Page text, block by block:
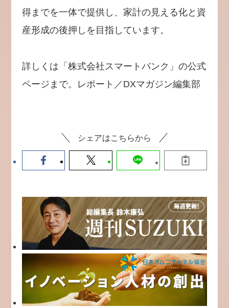
得までを一体で提供し、家計の見える化と資
産形成の後押しを目指しています。
詳しくは「株式会社スマートバンク」の公式
ページまで。レポート／DXマガジン編集部
シェアはこちらから